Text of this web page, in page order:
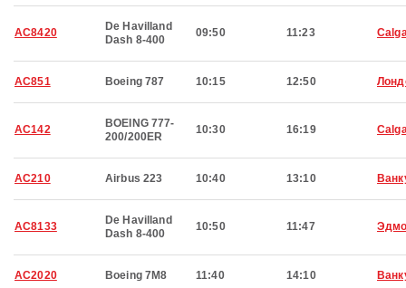
AC8420
De Havilland
Dash 8-400
09:50 11:23
AC851 Boeing 787 10:15 12:50
AC142
BOEING 777-
200/200ER
10:30 16:19
AC210 Airbus 223 10:40 13:10
AC8133
De Havilland
Dash 8-400
10:50 11:47
AC2020 Boeing 7M8 11:40 14:10